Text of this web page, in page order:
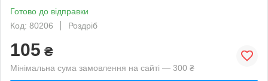
Готово до відправки
Код: 80206
Роздріб
105 ₴
Мінімальна сума замовлення на сайті — 300 ₴